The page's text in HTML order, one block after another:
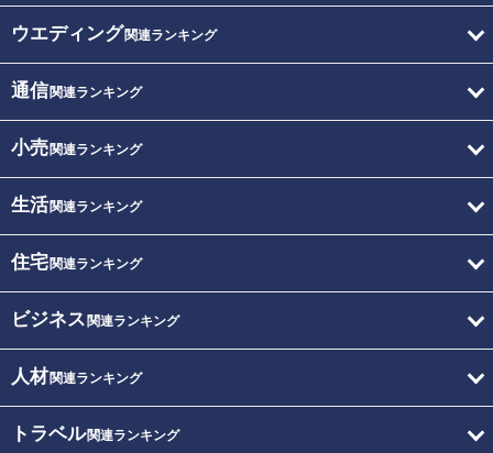
ウエディング関連ランキング
通信関連ランキング
小売関連ランキング
生活関連ランキング
住宅関連ランキング
ビジネス 関連ランキング
人材関連ランキング
トラベル関連ランキング